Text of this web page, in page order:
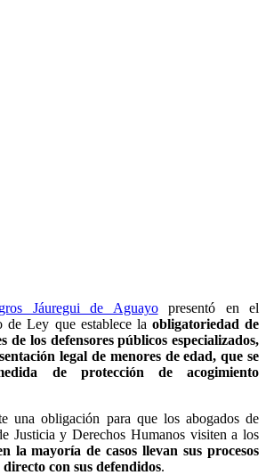
Jáuregui de Aguayopresentó en el
de Ley que establece la obligatoriedad de
de los defensores públicos especializados,
legal de menores de edad, que se
de protección de acogimiento
una obligación para que los abogados de
Justicia y Derechos Humanos visiten a los
la mayoría de casos llevan sus procesos
con sus defendidos.